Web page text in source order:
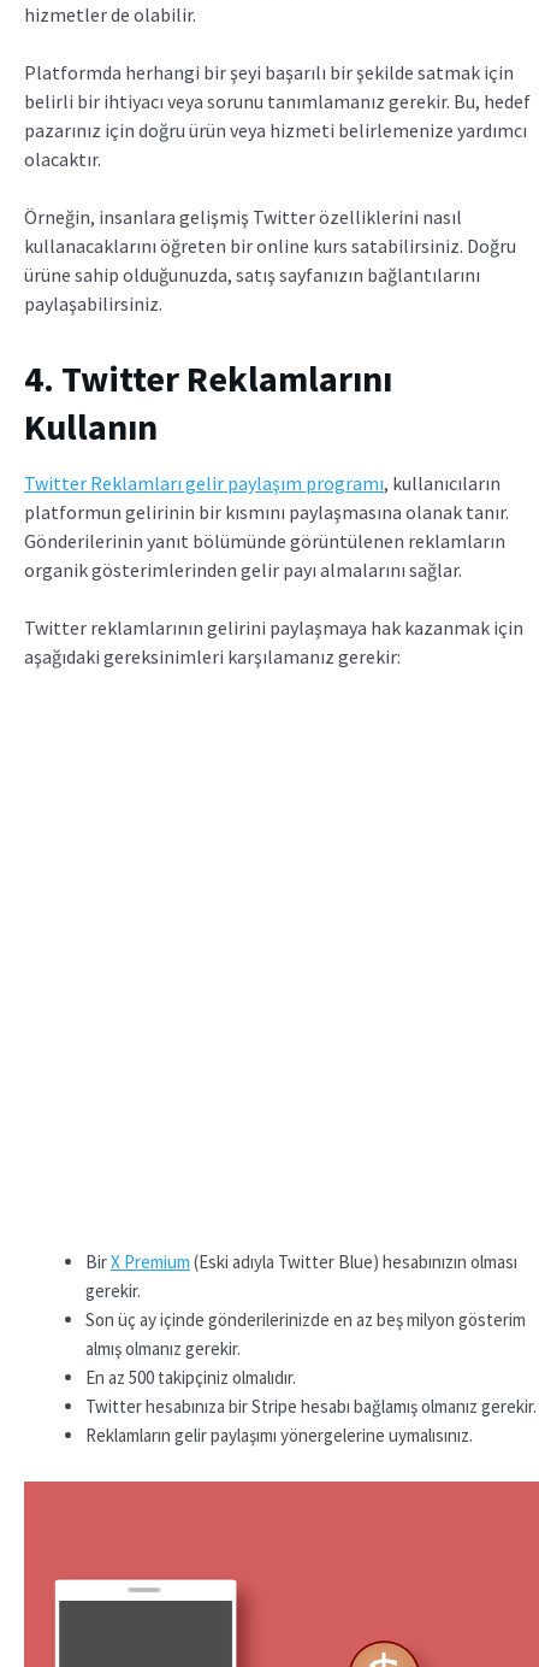
hizmetler de olabilir.
Platformda herhangi bir şeyi başarılı bir şekilde satmak için
belirli bir ihtiyacı veya sorunu tanımlamanız gerekir. Bu, hedef
pazarınız için doğru ürün veya hizmeti belirlemenize yardımcı
olacaktır.
Örneğin, insanlara gelişmiş Twitter özelliklerini nasıl
kullanacaklarını öğreten bir online kurs satabilirsiniz. Doğru
ürüne sahip olduğunuzda, satış sayfanızın bağlantılarını
paylaşabilirsiniz.
4. Twitter Reklamlarını
Kullanın
Twitter Reklamları gelir paylaşım programı, kullanıcıların
platformun gelirinin bir kısmını paylaşmasına olanak tanır.
Gönderilerinin yanıt bölümünde görüntülenen reklamların
organik gösterimlerinden gelir payı almalarını sağlar.
Twitter reklamlarının gelirini paylaşmaya hak kazanmak için
aşağıdaki gereksinimleri karşılamanız gerekir:
BirX Premium (Eski adıyla Twitter Blue) hesabınızın olması
gerekir.
Son üç ay içinde gönderilerinizde en az beş milyon gösterim
almış olmanız gerekir.
En az 500 takipçiniz olmalıdır.
Twitter hesabınıza bir Stripe hesabı bağlamış olmanız gerekir.
Reklamların gelir paylaşımı yönergelerine uymalısınız.